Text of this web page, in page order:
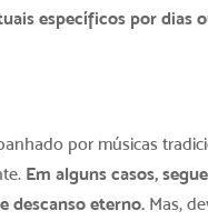
específicos por dias
por músicas
Em alguns casos,
descanso eterno. Mas,